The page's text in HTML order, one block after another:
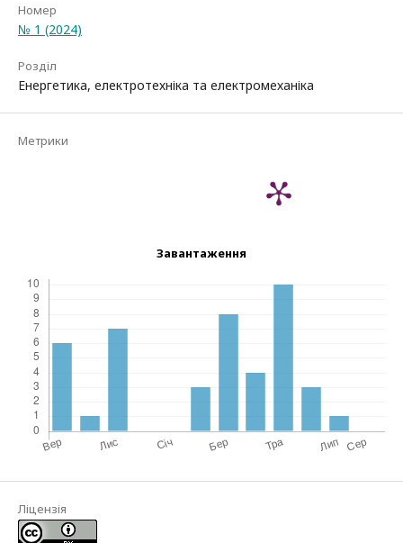
Номер
№ 1 (2024)
Розділ
Енергетика, електротехніка та електромеханіка
Метрики
Завантаження
Ліцензія